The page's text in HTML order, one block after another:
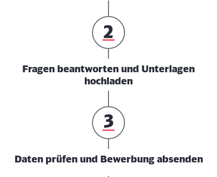
Fragen beantworten und Unterlagen
hochladen
Daten prüfen und Bewerbung absenden